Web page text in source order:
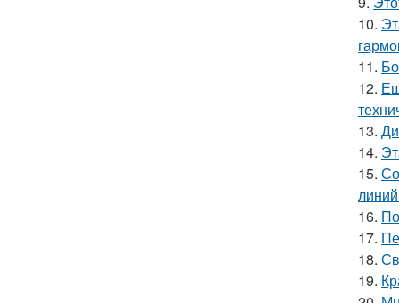
10.
11.
12.
13.
14.
15.
16.
17.
18.
19.